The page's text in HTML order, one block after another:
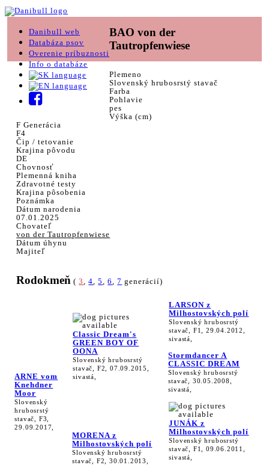
Danibull web
Databáza psov
Overenie príbuznosti
Info o databáze
BAO von der
Tautropfenwiese
Plemeno
Slovenský hrubosrstý stavač
Farba
Pohlavie
pes
Výška (cm)
F Generácia
F4
Čip / tetovanie
Krajina pôvodu
DE
Chovnosť
Plemenná kniha
Zdravotné testy
Krajina pôsobenia
Poznámka
Dátum narodenia
07.01.2025
Chovateľ
von der Tautropfenwiese
Dátum úhynu
Majiteľ
Rodokmeň (3,4,5,6,7 generácií)
ARNE vom
Knehdner
Moor
Slovenský
hrubosrstý
stavač, F3,
29.09.2017,
Classic Dream's
GREEN BOY OF
OONA
Slovenský hrubosrstý
stavač, F2, 07.09.2015,
sivastá,
LARSON z
Milhostovských polí
Slovenský hrubosrstý
stavač, F1, 29.04.2012,
sivastá,
Stormdancer A
CLASSIC DREAM
Slovenský hrubosrstý
stavač, 30.05.2008,
sivastá,
MORENA z
Milhostovských polí
Slovenský hrubosrstý
stavač, F2, 30.01.2013,
JUNÁK z
Milhostovských polí
Slovenský hrubosrstý
stavač, F1, 09.06.2011,
sivastá,